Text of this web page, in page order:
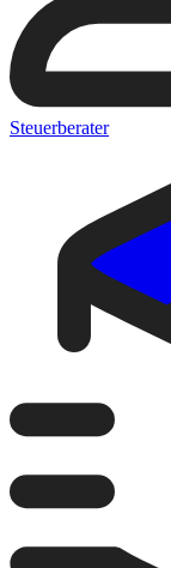
Steuerberater